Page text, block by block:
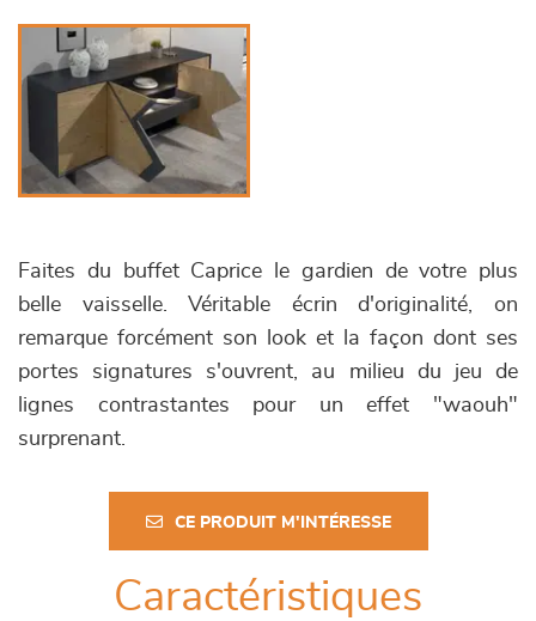
Faites du buffet Caprice le gardien de votre plus
belle vaisselle. Véritable écrin d'originalité, on
remarque forcément son look et la façon dont ses
portes signatures s'ouvrent, au milieu du jeu de
lignes contrastantes pour un effet "waouh"
surprenant.
CE PRODUIT M'INTÉRESSE
Caractéristiques